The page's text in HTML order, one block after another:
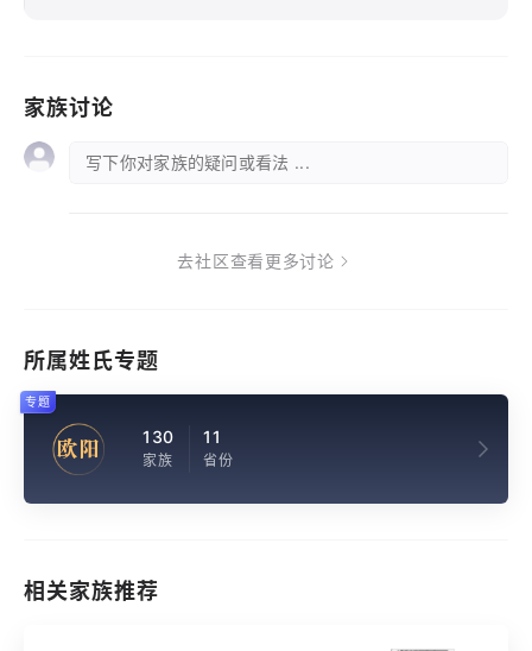
家族讨论
写下你对家族的疑问或看法 ...
去社区查看更多讨论
所属姓氏专题
欧阳 130
家族
11
省份
专题
相关家族推荐